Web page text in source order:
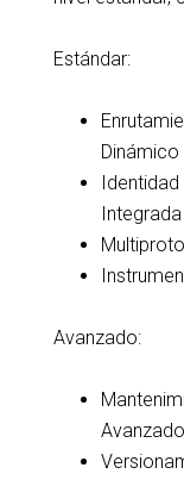
Estándar:
Dinámico
Identidad
Integrada
Avanzado:
Avanzado